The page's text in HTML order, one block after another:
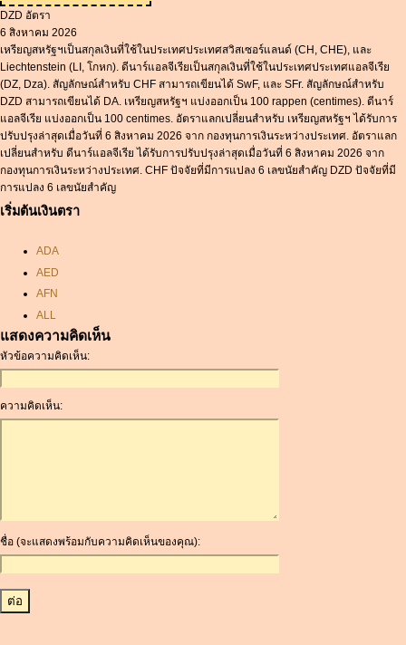
DZD อัตรา
6 สิงหาคม 2026
เหรียญสหรัฐฯเป็นสกุลเงินที่ใช้ในประเทศประเทศสวิสเซอร์แลนด์ (CH, CHE), และ
Liechtenstein (LI, โกหก). ดีนาร์แอลจีเรียเป็นสกุลเงินที่ใช้ในประเทศประเทศแอลจีเรีย
(DZ, Dza). สัญลักษณ์สำหรับ CHF สามารถเขียนได้ SwF, และ SFr. สัญลักษณ์สำหรับ
DZD สามารถเขียนได้ DA. เหรียญสหรัฐฯ แบ่งออกเป็น 100 rappen (centimes). ดีนาร์
แอลจีเรีย แบ่งออกเป็น 100 centimes. อัตราแลกเปลี่ยนสำหรับ เหรียญสหรัฐฯ ได้รับการ
ปรับปรุงล่าสุดเมื่อวันที่ 6 สิงหาคม 2026 จาก กองทุนการเงินระหว่างประเทศ. อัตราแลก
เปลี่ยนสำหรับ ดีนาร์แอลจีเรีย ได้รับการปรับปรุงล่าสุดเมื่อวันที่ 6 สิงหาคม 2026 จาก
กองทุนการเงินระหว่างประเทศ. CHF ปัจจัยที่มีการแปลง 6 เลขนัยสำคัญ DZD ปัจจัยที่มี
การแปลง 6 เลขนัยสำคัญ
เริ่มต้นเงินตรา
ADA
AED
AFN
ALL
AMD
ANC
AOA
ARDR
BAM
แสดงความคิดเห็น
หัวข้อความคิดเห็น:
ความคิดเห็น:
ชื่อ (จะแสดงพร้อมกับความคิดเห็นของคุณ):